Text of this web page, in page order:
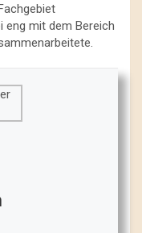
eng mit dem Bereich